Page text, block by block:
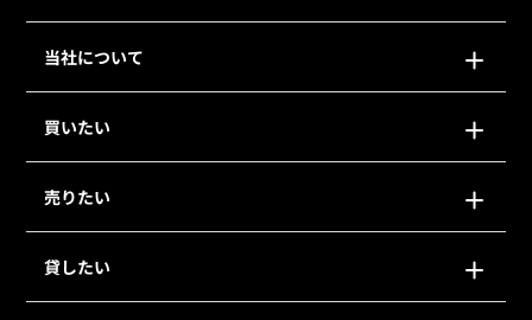
当社について
買いたい
売りたい
貸したい